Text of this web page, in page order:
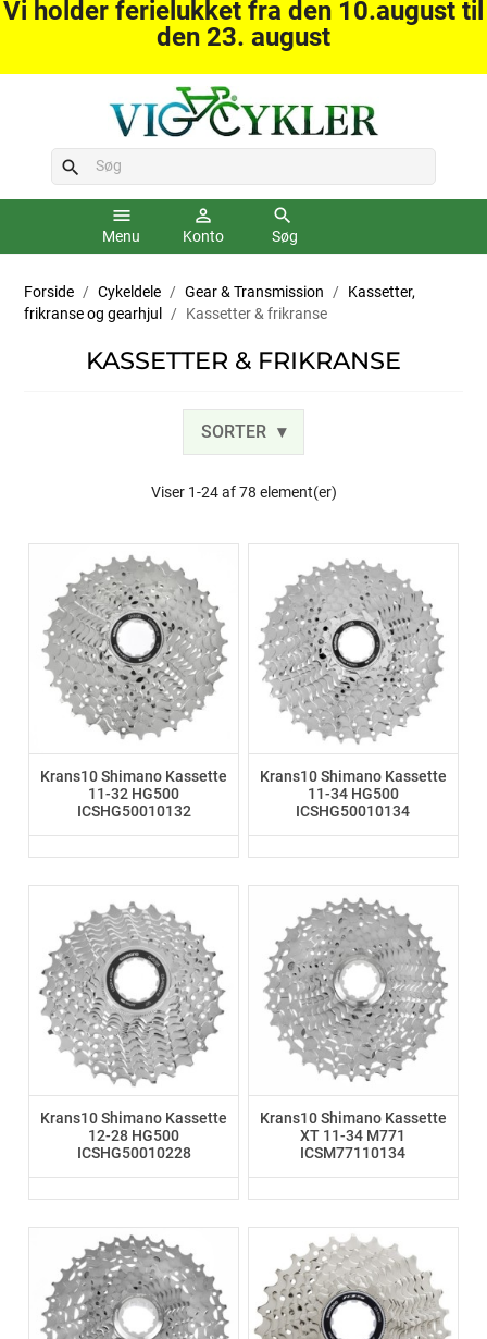
Vi holder ferielukket fra den 10.august til
den 23. august
search
menu
Menu
person_outline
Konto
search
Søg
Forside Cykeldele Gear & Transmission
Kassetter,
frikranse og gearhjul
Kassetter & frikranse
KASSETTER & FRIKRANSE
SORTER
Viser 1-24 af 78 element(er)
Krans10 Shimano Kassette
11-32 HG500
ICSHG50010132
Krans10 Shimano Kassette
11-34 HG500
ICSHG50010134
Krans10 Shimano Kassette
12-28 HG500
ICSHG50010228
Krans10 Shimano Kassette
XT 11-34 M771
ICSM77110134